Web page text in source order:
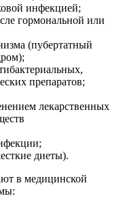
инфекцией;
гормональной или
(пубертатный
препаратов;
лекарственных
диеты).
в медицинской